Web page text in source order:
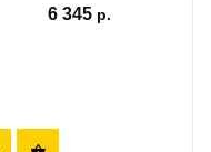
6 345